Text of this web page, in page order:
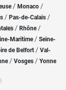
/ Monaco /
/ Pas-de-Calais /
/ Rhône/
Maritime/ Seine-
de Belfort / Val-
/ Vosges / Yonne